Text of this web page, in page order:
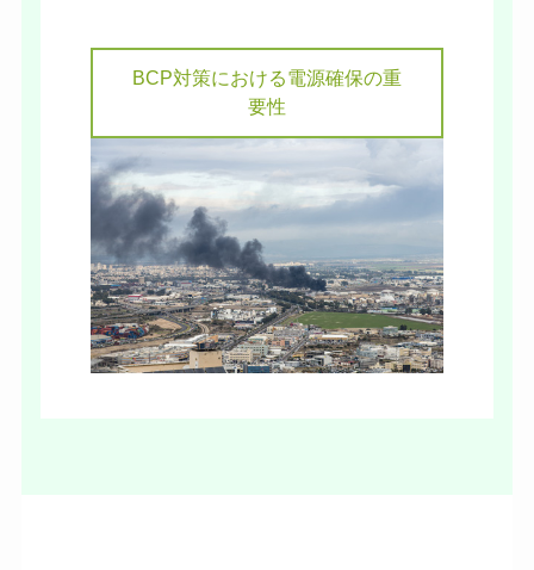
BCP対策における電源確保の重
要性